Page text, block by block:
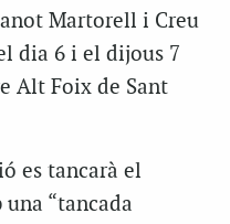
Martorell i Creu
dia 6 i el dijous 7
Alt Foix de Sant
es tancarà el
“tancada